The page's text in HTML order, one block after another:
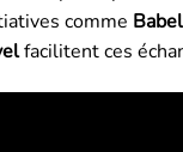
comme
facilitent ces